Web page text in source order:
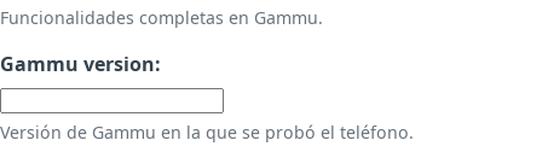
Funcionalidades completas en Gammu.
Gammu version:
Versión de Gammu en la que se probó el teléfono.